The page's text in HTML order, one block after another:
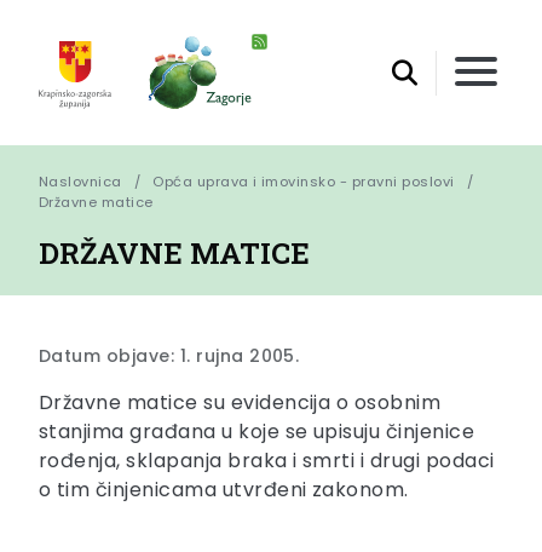
Naslovnica
Opća uprava i imovinsko - pravni poslovi
Državne matice
DRŽAVNE MATICE
Datum objave: 1. rujna 2005.
Državne matice su evidencija o osobnim
stanjima građana u koje se upisuju činjenice
rođenja, sklapanja braka i smrti i drugi podaci
o tim činjenicama utvrđeni zakonom.